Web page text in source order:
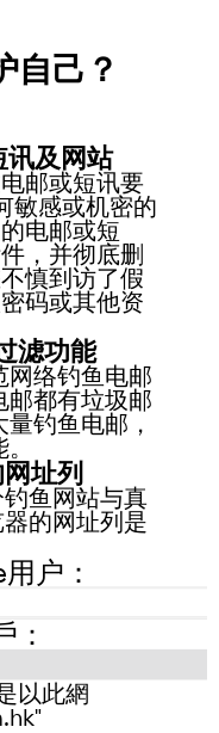
自己？
讯及网站
邮或短讯要
敏感或机密的
电邮或短
，并彻底删
慎到访了假
码或其他资
滤功能
网络钓鱼电邮
邮都有垃圾邮
钓鱼电邮，
址列
鱼网站与真
的网址列是
户：
：
以此網